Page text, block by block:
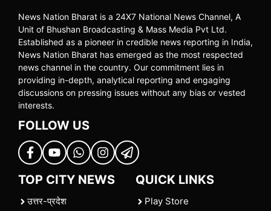
News Nation Bharat is a 24X7 National News Channel, A
Unit of Bhushan Broadcasting & Mass Media Pvt Ltd.
Established as a pioneer in credible news reporting in India,
News Nation Bharat has emerged as the most respected
news channel in the country. Our commitment lies in
providing in-depth, analytical reporting and engaging
discussions on pressing issues without any bias or vested
interests.
FOLLOW US
TOP CITY NEWS
उत्तर-प्रदेश
QUICK LINKS
Play Store